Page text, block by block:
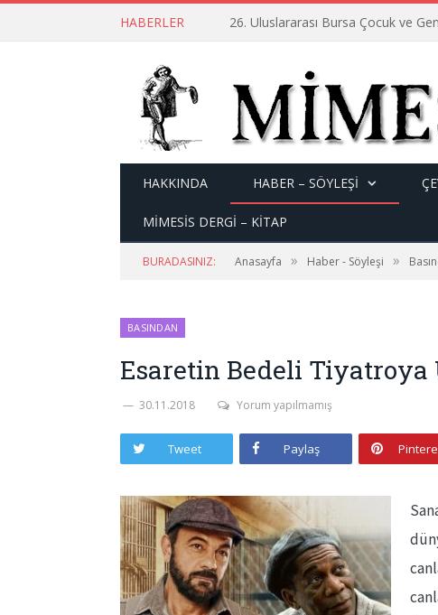
HABERLER 26. Uluslararası Bursa Çocuk ve
HAKKINDA HABER – SÖYLEŞI
MİMESİS DERGİ – KİTAP
BURADASINIZ: Anasayfa » Haber - Söyleşi »
BASINDAN
Esaretin Bedeli Tiyatroya
30.11.2018 Yorum yapılmamış
Tweet Paylaş